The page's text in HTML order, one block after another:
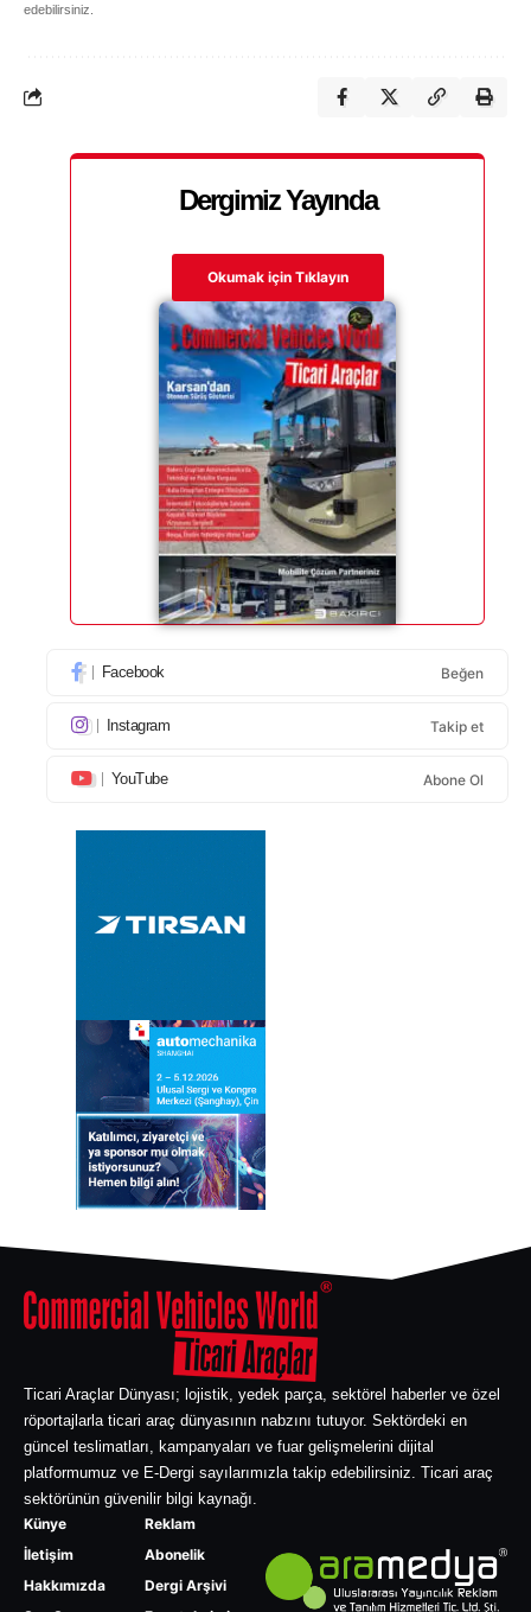
edebilirsiniz.
Dergimiz Yayında
Okumak için Tıklayın
Facebook Beğen
Instagram Takip et
YouTube Abone Ol
Ticari Araçlar Dünyası; lojistik, yedek parça, sektörel haberler ve özel
röportajlarla ticari araç dünyasının nabzını tutuyor. Sektördeki en
güncel teslimatları, kampanyaları ve fuar gelişmelerini dijital
platformumuz ve E-Dergi sayılarımızla takip edebilirsiniz. Ticari araç
sektörünün güvenilir bilgi kaynağı.
Künye
İletişim
Hakkımızda
Reklam
Abonelik
Dergi Arşivi